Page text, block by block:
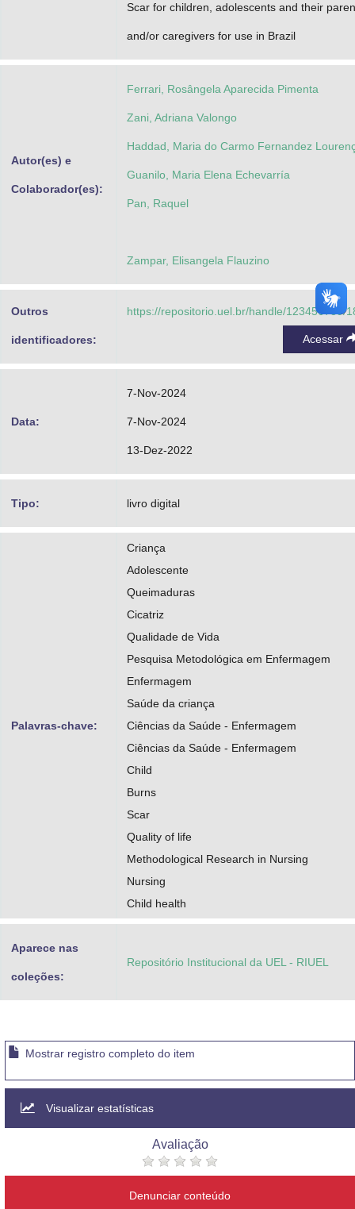
Scar for children, adolescents and their
and/or caregivers for use in Brazil
Autor(es) e
Colaborador(es):
Ferrari, Rosângela Aparecida Pimenta
Zani, Adriana Valongo
Haddad, Maria do Carmo Fernandez
Guanilo, Maria Elena Echevarría
Pan, Raquel
Zampar, Elisangela Flauzino
Outros
identificadores:
https://repositorio.uel.br/handle/123456789/
Acessar
Data:
7-Nov-2024
7-Nov-2024
13-Dez-2022
Tipo: livro digital
Palavras-chave:
Criança
Adolescente
Queimaduras
Cicatriz
Qualidade de Vida
Pesquisa Metodológica em Enfermagem
Enfermagem
Saúde da criança
Ciências da Saúde - Enfermagem
Ciências da Saúde - Enfermagem
Child
Burns
Scar
Quality of life
Methodological Research in Nursing
Nursing
Child health
Aparece nas
coleções:
Repositório Institucional da UEL - RIUEL
Mostrar registro completo do item
Visualizar estatísticas
Avaliação
Denunciar conteúdo